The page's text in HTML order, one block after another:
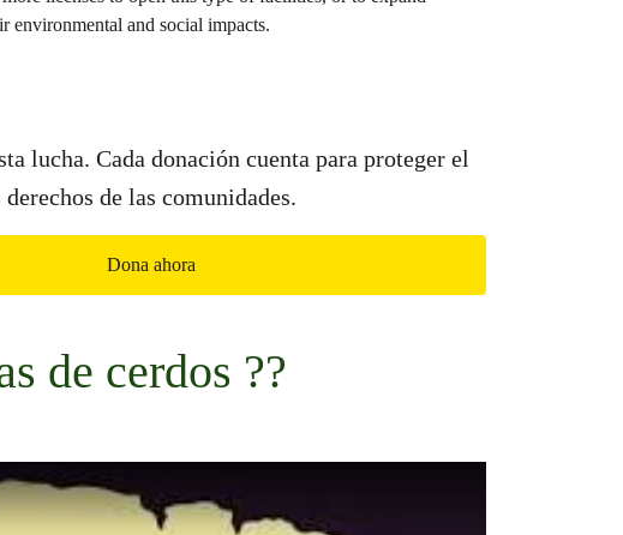
lucha. Cada donación cuenta para proteger el
de las comunidades.
Dona ahora
de cerdos ??